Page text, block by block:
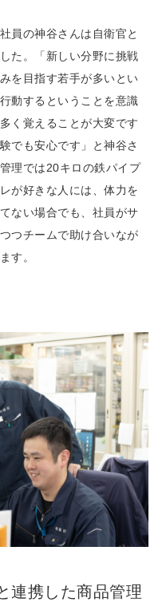
員の神谷さんは自衛官と
た。「新しい分野に挑戦
を目指す若手が多いとい
動するということを意識
く覚えることが大変です
でも安心です」と神谷さ
理では20キロの鉄パイプ
が好きな人には、体力を
ない場合でも、社員がサ
つチームで助け合いなが
す。
連携した商品管理